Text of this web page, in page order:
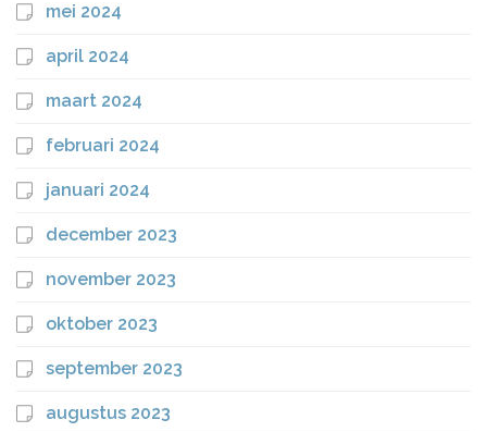
mei 2024
april 2024
maart 2024
februari 2024
januari 2024
december 2023
november 2023
oktober 2023
september 2023
augustus 2023